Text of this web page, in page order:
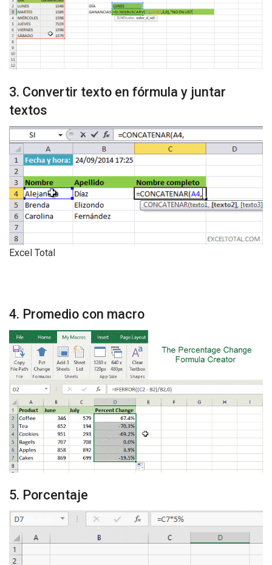
3. Convertir texto en fórmula y juntar
textos
Excel Total
4. Promedio con macro
5. Porcentaje